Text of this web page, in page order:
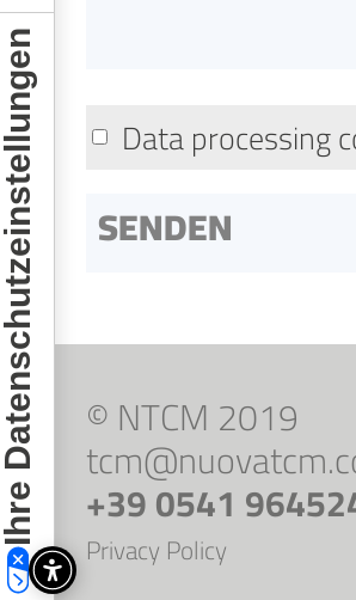
Data processing
© NTCM 2019
+39 0541
Privacy Policy